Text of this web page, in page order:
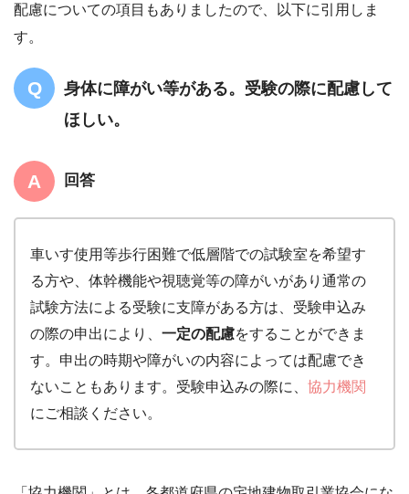
配慮についての項目もありましたので、以下に引用しま
す。
身体に障がい等がある。受験の際に配慮して
ほしい。
回答
車いす使用等歩行困難で低層階での試験室を希望す
る方や、体幹機能や視聴覚等の障がいがあり通常の
試験方法による受験に支障がある方は、受験申込み
の際の申出により、 一定の配慮をすることができま
す。申出の時期や障がいの内容によっては配慮でき
ないこともあります。受験申込みの際に、 協力機関
にご相談ください。